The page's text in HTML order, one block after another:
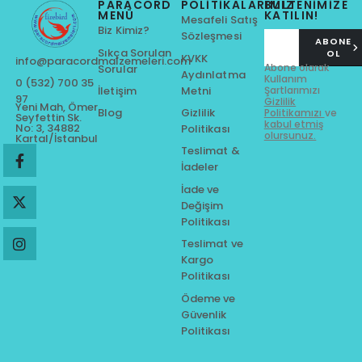
info@paracordmalzemeleri.com
0 (532) 700 35
97
Yeni Mah, Ömer
Seyfettin Sk.
No: 3, 34882
Kartal/İstanbul
BÜLTENİMİZE
KATILIN!
ABONE
OL
Abone olarak
Kullanım
Şartlarımızı
Gizlilik
Politikamızı ve
kabul etmiş
olursunuz.
PARACORD
MENÜ
Biz Kimiz?
Sıkça Sorulan
Sorular
İletişim
Blog
POLITIKALARIMIZ
Mesafeli Satış
Sözleşmesi
KVKK
Aydınlatma
Metni
Gizlilik
Politikası
Teslimat &
İadeler
İade ve
Değişim
Politikası
Teslimat ve
Kargo
Politikası
Ödeme ve
Güvenlik
Politikası